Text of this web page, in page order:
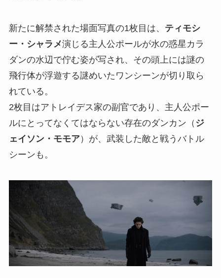
新たに解禁された場面写真の1枚目は、 ティモシ
ー・シャラメ演じる主人公ポールが水の惑星カラ
ダンの水辺で佇む姿が写され、その頭上には謎の
飛行体が浮遊する謎めいたワンシーンが切り取ら
れている。
2枚目はアトレイデス家の副官であり、主人公ポー
ルにとってなくてはならない存在のダンカン（ ジ
ェイソン・モモア）が、武装した敵と戦うバトル
シーンも。